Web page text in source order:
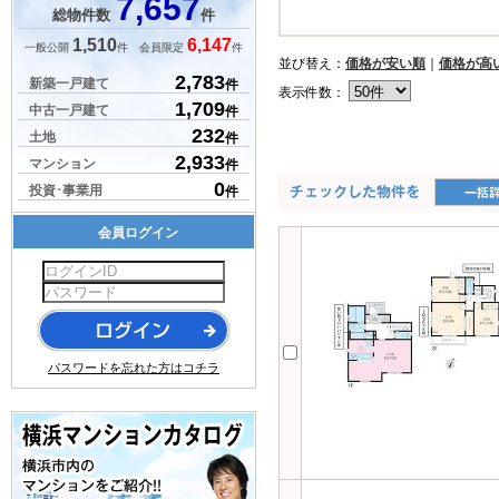
並び替え： 価格が安い順
価格が高
表示件数：
総物件数 7,657件
一般公開 1,510件 会員限定 6,147件
新築一戸建て 2,783件
中古一戸建て
1,709件
土地
232件
マンション
2,933件
投資･事業用
0件
会員ログイン
パスワードを忘れた方はコチラ